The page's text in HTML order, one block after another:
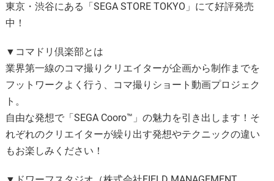
東京・渋谷にある「SEGA STORE TOKYO」にて好評発売
中！
▼コマドリ倶楽部とは
業界第一線のコマ撮りクリエイターが企画から制作までを
フットワークよく行う、コマ撮りショート動画プロジェク
ト。
自由な発想で「SEGA Cooro™」の魅力を引き出します！そ
れぞれのクリエイターが繰り出す発想やテクニックの違い
もお楽しみください！